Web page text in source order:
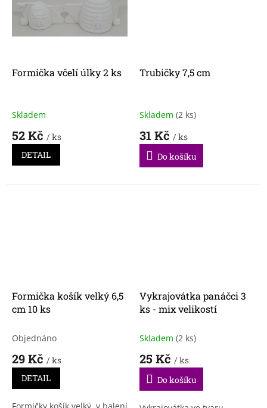
Formička včelí úlky 2 ks
Skladem
52 Kč / ks
DETAIL
Trubičky 7,5 cm
Skladem (2 ks)
31 Kč / ks
Do košíku
Formička košík velký 6,5
cm 10 ks
Objednáno
29 Kč / ks
DETAIL
Vykrajovátka panáčci 3
ks - mix velikostí
Skladem (2 ks)
25 Kč / ks
Do košíku